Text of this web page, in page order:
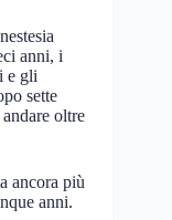
anni, i
e gli
sette
oltre
ancora più
anni.